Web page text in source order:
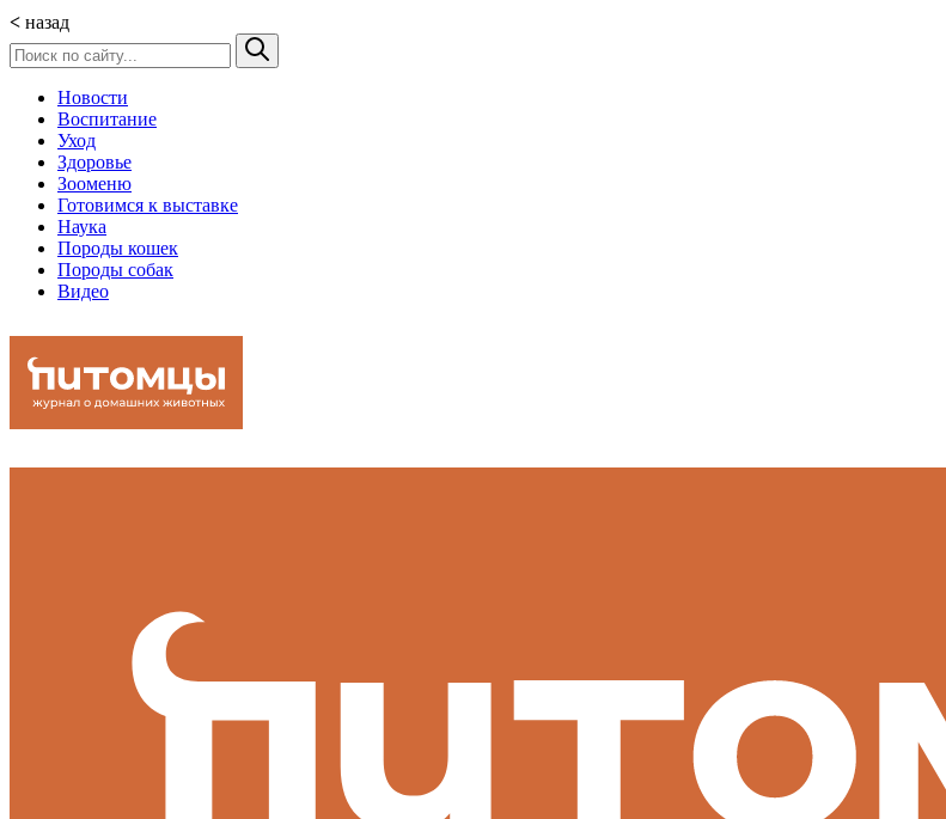
< назад
Новости
Воспитание
Уход
Здоровье
Зооменю
Готовимся к выставке
Наука
Породы кошек
Породы собак
Видео